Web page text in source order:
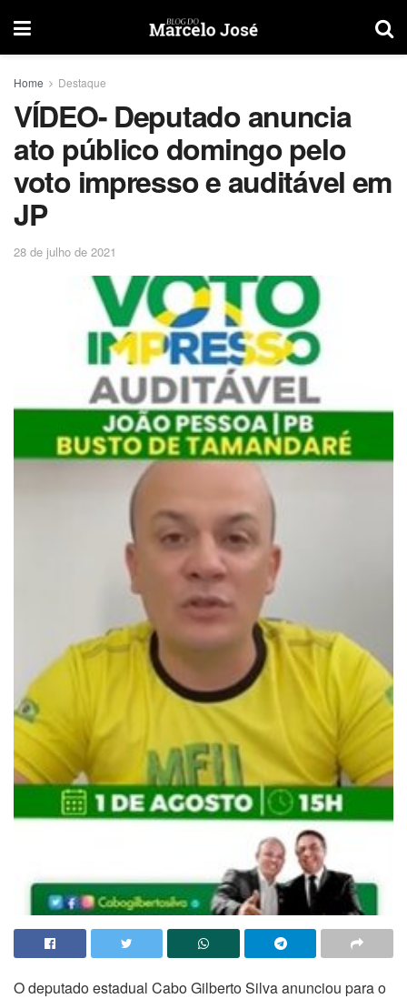
Home Destaque
VÍDEO- Deputado anuncia
ato público domingo pelo
voto impresso e auditável em
JP
28 de julho de 2021
O deputado estadual Cabo Gilberto Silva anunciou para o